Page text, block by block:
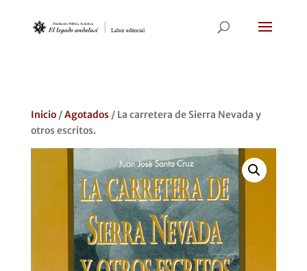
Inicio/Agotados/ La carretera de Sierra Nevada y
otros escritos.